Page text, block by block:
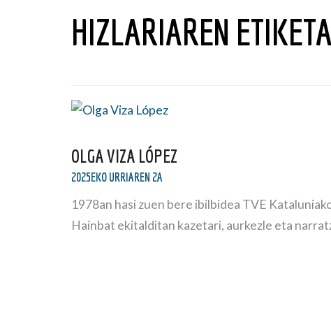
HIZLARIAREN
OLGA VIZA LÓPEZ
2025EKO URRIAREN 2A
1978an hasi zuen bere ibilbidea TVE
Hainbat ekitalditan kazetari, aurkezle eta